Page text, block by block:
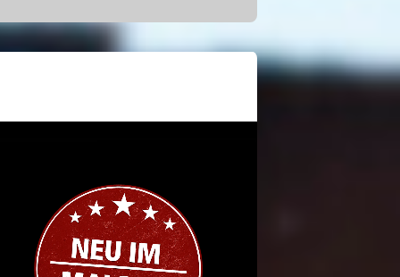
zorgt deze zomer voor
entertainment crew en de
de lopende filmflap S.A.M.
de spectaculaire attractie